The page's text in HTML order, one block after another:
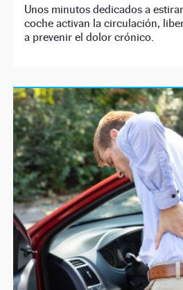
Unos minutos dedicados a
coche activan la circulación,
a prevenir el dolor crónico.